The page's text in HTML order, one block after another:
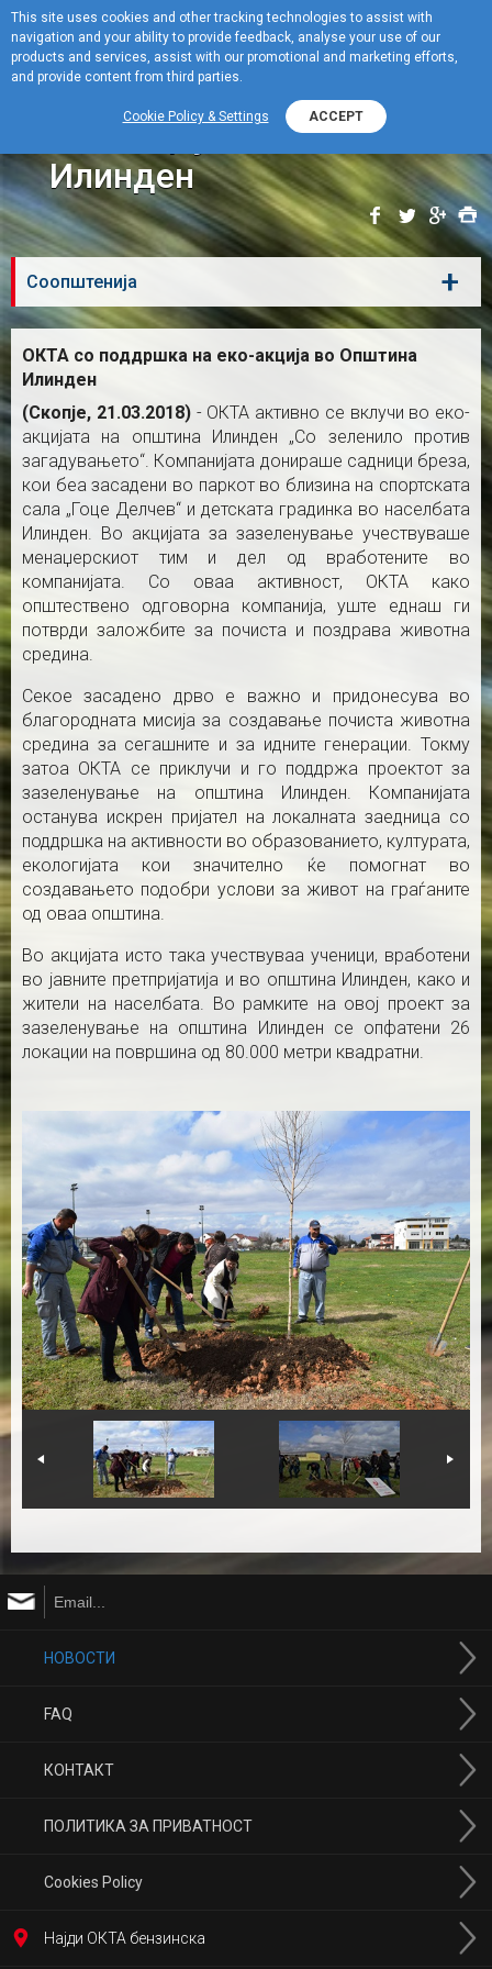
Menu
ОКТА со поддршка на
еко-акција во Општина
Илинден
Соопштенија +
ОКТА со поддршка на еко-акција во Општина
Илинден
(Скопје, 21.03.2018)- ОКТА активно се вклучи во еко-
акцијата на општина Илинден „Со зеленило против
загадувањето“. Компанијата донираше садници бреза,
кои беа засадени во паркот во близина на спортската
сала „Гоце Делчев“ и детската градинка во населбата
Илинден. Во акцијата за зазеленување учествуваше
менаџерскиот тим и дел од вработените во
компанијата. Со оваа активност, ОКТА како
општествено одговорна компанија, уште еднаш ги
потврди заложбите за почиста и поздрава животна
средина.
Секое засадено дрво е важно и придонесува во
благородната мисија за создавање почиста животна
средина за сегашните и за идните генерации. Токму
затоа ОКТА се приклучи и го поддржа проектот за
зазеленување на општина Илинден. Компанијата
останува искрен пријател на локалната заедница со
поддршка на активности во образованието, културата,
екологијата кои значително ќе помогнат во
создавањето подобри услови за живот на граѓаните
од оваа општина.
Во акцијата исто така учествуваа ученици, вработени
во јавните претпријатија и во општина Илинден, како и
жители на населбата. Во рамките на овој проект за
зазеленување на општина Илинден се опфатени 26
локации на површина од 80.000 метри квадратни.
НОВОСТИ
FAQ
КОНТАКТ
ПОЛИТИКА ЗА ПРИВАТНОСТ
Cookies Policy
Најди ОКТА бензинска
This site uses cookies and other tracking technologies to assist with
navigation and your ability to provide feedback, analyse your use of our
products and services, assist with our promotional and marketing efforts,
and provide content from third parties.
Cookie Policy & Settings ACCEPT